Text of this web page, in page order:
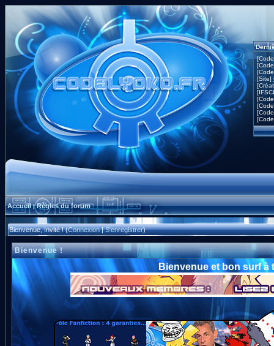
[Site]
Accueil|Règles du forum
Bienvenue, Invité ! (Connexion|S'enregistrer)
Bienvenue !
Bienvenue et bon surf à